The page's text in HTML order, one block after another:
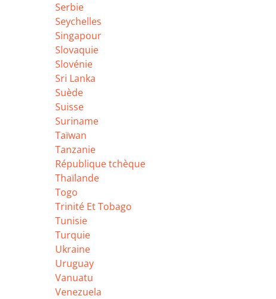
Serbie
Seychelles
Singapour
Slovaquie
Slovénie
Sri Lanka
Suède
Suisse
Suriname
Taïwan
Tanzanie
République tchèque
Thaïlande
Togo
Trinité Et Tobago
Tunisie
Turquie
Ukraine
Uruguay
Vanuatu
Venezuela